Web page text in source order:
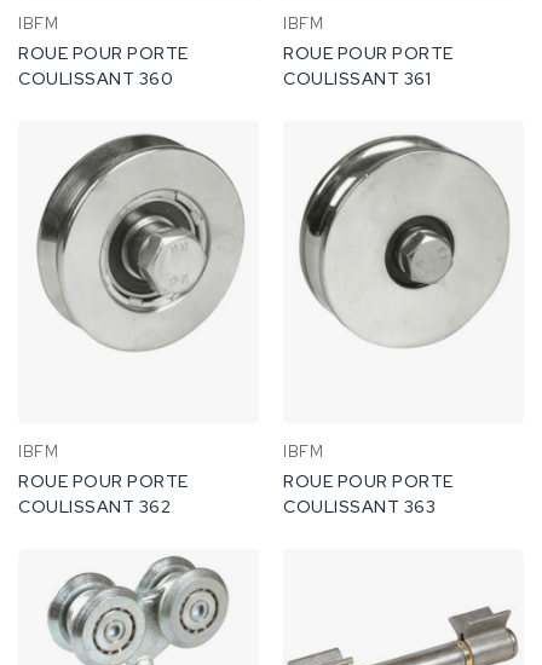
IBFM
ROUE POUR PORTE
COULISSANT 360
IBFM
ROUE POUR PORTE
COULISSANT 361
IBFM
ROUE POUR PORTE
COULISSANT 362
IBFM
ROUE POUR PORTE
COULISSANT 363